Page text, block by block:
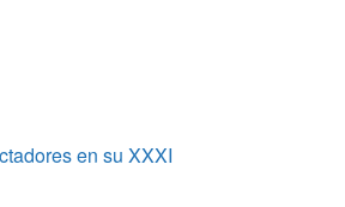
en su XXXI